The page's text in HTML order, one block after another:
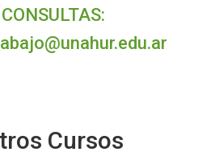
CONSULTAS:
Cursos